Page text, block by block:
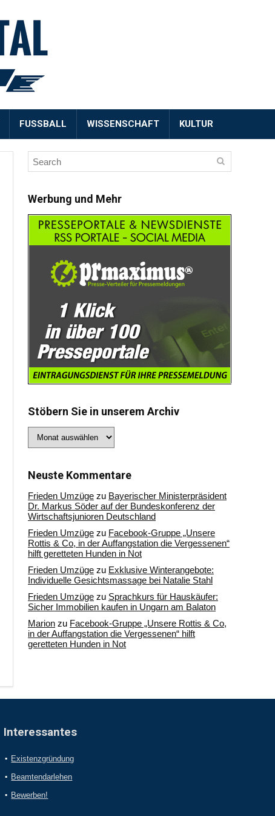
FUSSBALL WISSENSCHAFT KULTUR
Werbung und Mehr
Stöbern Sie in unserem Archiv
Sie
Archiv
Neuste Kommentare
Frieden Umzüge zu Bayerischer Ministerpräsident
Dr. Markus Söder auf der Bundeskonferenz der
Wirtschaftsjunioren Deutschland
Frieden Umzüge zu Facebook-Gruppe „Unsere
Rottis & Co, in der Auffangstation die Vergessenen“
hilft geretteten Hunden in Not
Frieden Umzüge zu Exklusive Winterangebote:
Individuelle Gesichtsmassage bei Natalie Stahl
Frieden Umzüge zu Sprachkurs für Hauskäufer:
Sicher Immobilien kaufen in Ungarn am Balaton
Marion zu Facebook-Gruppe „Unsere Rottis & Co,
in der Auffangstation die Vergessenen“ hilft
geretteten Hunden in Not
Interessantes
Existenzgründung
Beamtendarlehen
Bewerben!